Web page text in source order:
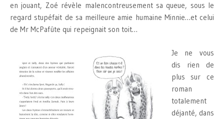
en jouant, Zoé révèle malencontreusement sa queue, sous le
regard stupéfait de sa meilleure amie humaine Minnie…et celui
de Mr McPafûte qui repeignait son toit…
Je ne vous
dis rien de
plus sur ce
roman
totalement
déjanté, dans